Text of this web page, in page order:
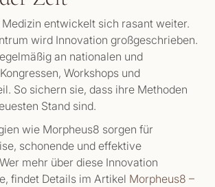
entwickelt sich rasant weiter.
wird Innovation großgeschrieben.
an nationalen und
Workshops und
So sichern sie, dass ihre Methoden
Stand sind.
wie Morpheus8 sorgen für
schonende und effektive
mehr über diese Innovation
findet Details im Artikel Morpheus8 –